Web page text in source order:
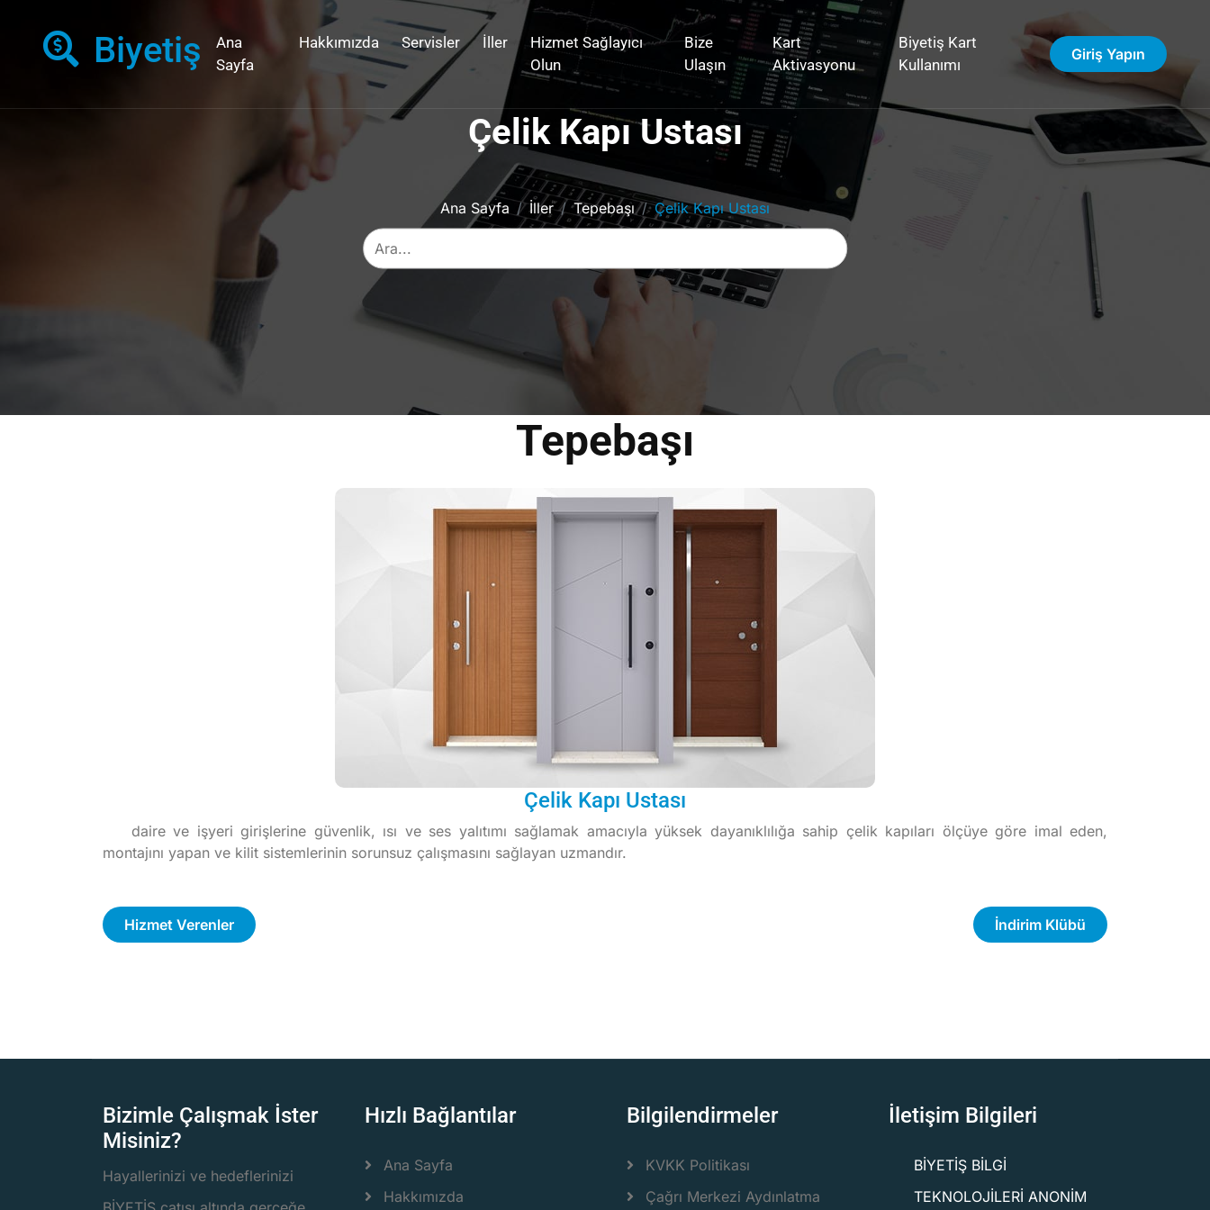
Biyetiş
Ana
Sayfa
Hakkımızda Servisler İller
Hizmet Sağlayıcı
Olun
Bize
Ulaşın
Kart
Aktivasyonu
Biyetiş Kart
Kullanımı
Giriş Yapın
Çelik Kapı Ustası
Ana Sayfa İller Tepebaşı Çelik Kapı Ustası
Tepebaşı
Çelik Kapı Ustası
daire ve işyeri girişlerine güvenlik, ısı ve ses yalıtımı sağlamak amacıyla yüksek dayanıklılığa sahip çelik kapıları ölçüye göre imal eden,
montajını yapan ve kilit sistemlerinin sorunsuz çalışmasını sağlayan uzmandır.
Hizmet Verenler İndirim Klübü
Bizimle Çalışmak İster
Misiniz?
Hayallerinizi ve hedeflerinizi
Hızlı Bağlantılar
Ana Sayfa
Hakkımızda
Bilgilendirmeler
KVKK Politikası
Çağrı Merkezi Aydınlatma
İletişim Bilgileri
BİYETİŞ BİLGİ
TEKNOLOJİLERİ ANONİM